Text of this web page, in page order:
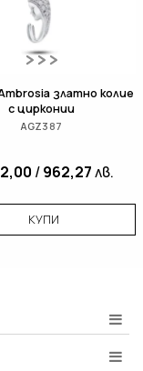
златно колие
с цирконии
AGZ387
/962,27лв.
КУПИ